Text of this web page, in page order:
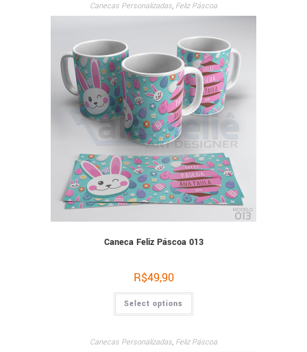
Canecas Personalizadas, Feliz Páscoa
Caneca Feliz Páscoa 013
R$49,90
Select options
Canecas Personalizadas, Feliz Páscoa